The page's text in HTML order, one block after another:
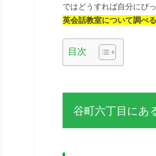
ではどうすれば自分にぴ
英会話教室について調べ
目次
谷町六丁目にあ